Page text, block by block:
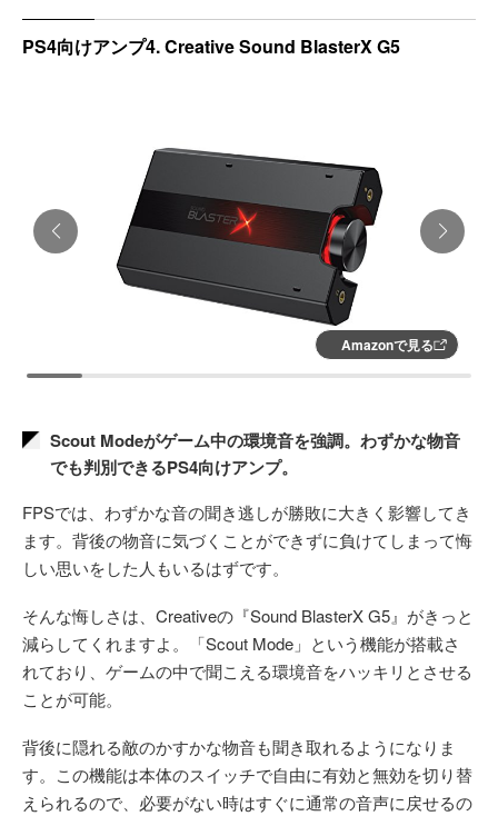
PS4向けアンプ4. Creative Sound BlasterX G5
Amazonで見る
Scout Modeがゲーム中の環境音を強調。わずかな物音
でも判別できるPS4向けアンプ。
FPSでは、わずかな音の聞き逃しが勝敗に大きく影響してき
ます。背後の物音に気づくことができずに負けてしまって悔
しい思いをした人もいるはずです。
そんな悔しさは、Creativeの『Sound BlasterX G5』がきっと
減らしてくれますよ。「Scout Mode」という機能が搭載さ
れており、ゲームの中で聞こえる環境音をハッキリとさせる
ことが可能。
背後に隠れる敵のかすかな物音も聞き取れるようになりま
す。この機能は本体のスイッチで自由に有効と無効を切り替
えられるので、必要がない時はすぐに通常の音声に戻せるの